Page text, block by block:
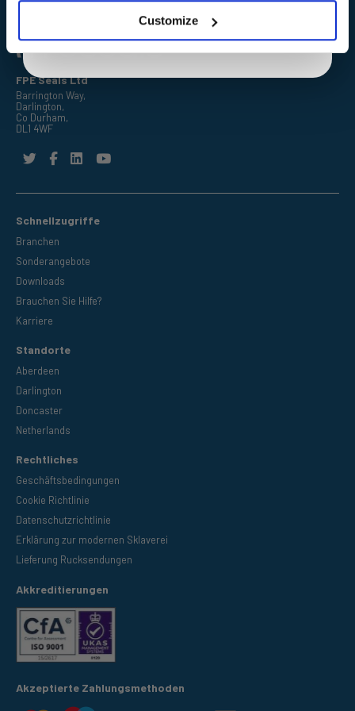
Customize
FPE Seals Ltd
Barrington Way,
Darlington,
Co Durham,
DL1 4WF
Schnellzugriffe
Branchen
Sonderangebote
Downloads
Brauchen Sie Hilfe?
Karriere
Standorte
Aberdeen
Darlington
Doncaster
Netherlands
Rechtliches
Geschäftsbedingungen
Cookie Richtlinie
Datenschutzrichtlinie
Erklärung zur modernen Sklaverei
Lieferung Rucksendungen
Akkreditierungen
Akzeptierte Zahlungsmethoden
privacy policy.